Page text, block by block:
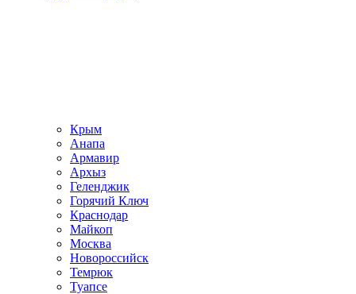
Крым
Анапа
Армавир
Архыз
Геленджик
Горячий Ключ
Краснодар
Майкоп
Москва
Новороссийск
Темрюк
Туапсе